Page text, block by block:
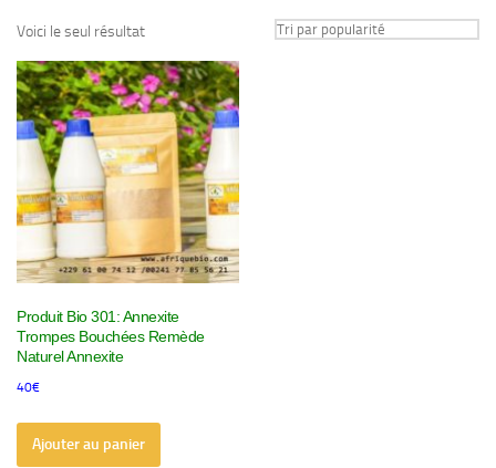
Voici le seul résultat
Produit Bio 301: Annexite
Trompes Bouchées Remède
Naturel Annexite
40€
Ajouter au panier